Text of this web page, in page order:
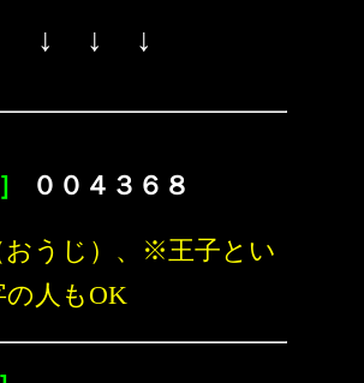
↓ ↓ ↓
００４３６８
おうじ）、※王子とい
の人もOK